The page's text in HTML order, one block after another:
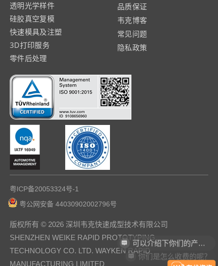
透明光学样件
硅胶真空复模
快速模具及注塑
3D打印服务
零件后处理
品质保证
韦克博客
常见问题
隐私政策
粤ICP备20053324号-1
粤公网安备 44030902002796号
版权所有 © 2026 深圳韦克快速成型技术有限公司
SHENZHEN WEIKE RAPID PROTOTYPING
TECHNOLOGY CO. LTD. WAYKEN RAPID
MANUFACTURING LIMITED
你们是怎么收费的呢？